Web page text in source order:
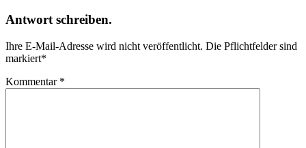
Antwort schreiben.
Ihre E-Mail-Adresse wird nicht veröffentlicht. Die Pflichtfelder sind
markiert*
Kommentar *